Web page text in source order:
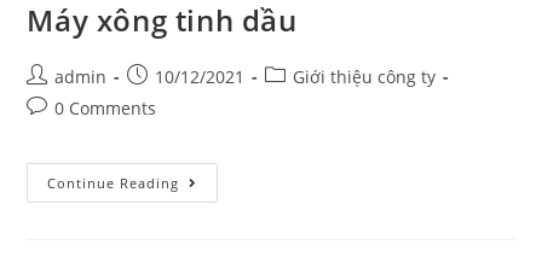
Máy xông tinh dầu
Post
author:
admin
Post
published:
10/12/2021
PostGiới thiệu công ty
Post0 Comments
Continue Reading
xông